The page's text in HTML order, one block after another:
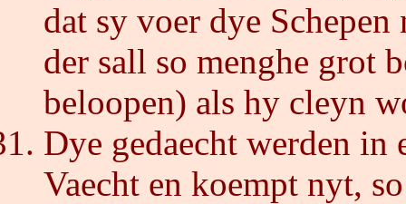
dat sy voer dye
der sall so menghe grot
beloopen) als hy cleyn
Dye gedaecht werden in
Vaecht en koempt nyt,